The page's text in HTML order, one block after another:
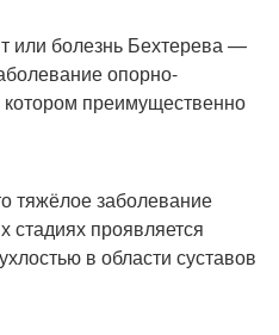
или болезнь Бехтерева —
опорно-
преимущественно
тяжёлое заболевание
стадиях проявляется
в области суставов